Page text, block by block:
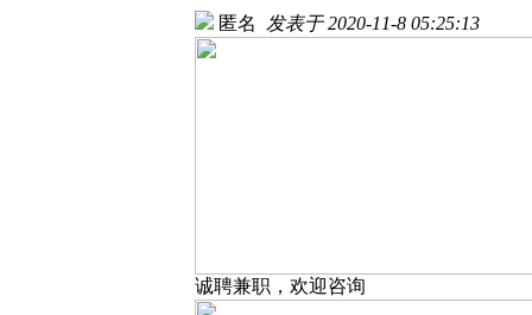
匿名 发表于 2020-11-8 05:25:13
诚聘兼职，欢迎咨询